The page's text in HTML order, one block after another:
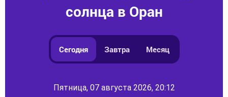
солнца в Оран
Сегодня Завтра Месяц
Пятница, 07 августа 2026, 20:12